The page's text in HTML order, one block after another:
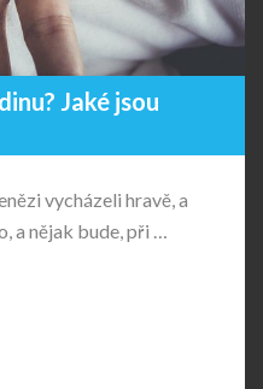
Jaké jsou
vycházeli hravě, a
a nějak bude, při …